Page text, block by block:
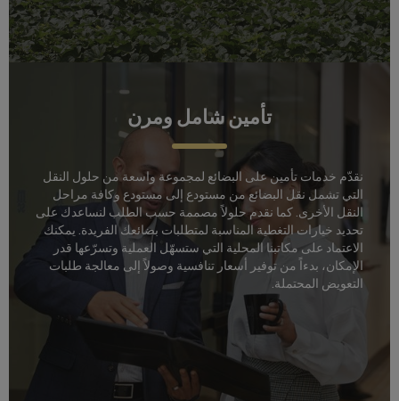
تأمين شامل ومرن
نقدّم خدمات تأمين على البضائع لمجموعة واسعة من حلول النقل
التي تشمل نقل البضائع من مستودع إلى مستودع وكافة مراحل
النقل الأخرى. كما نقدم حلولاً مصممة حسب الطلب لنساعدك على
تحديد خيارات التغطية المناسبة لمتطلبات بضائعك الفريدة. يمكنك
الاعتماد على مكاتبنا المحلية التي ستسهّل العملية وتسرّعها قدر
الإمكان، بدءاً من توفير أسعار تنافسية وصولاً إلى معالجة طلبات
التعويض المحتملة.